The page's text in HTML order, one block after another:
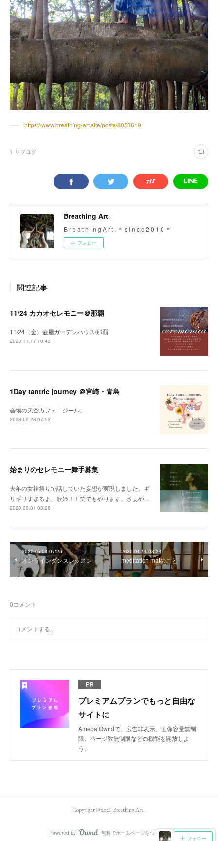
https://www.breathing-art.site/posts/8053619
1 リブログ
Breathing Art.
B r e a t h I n g A r t . ＊ s I n c e 2 0 1 0 ＊
フォロー
関連記事
11/24 カカオセレモニー＠那覇
11/24（金）壺屋ガーデンハウス/那覇
2023.11.17 10:43
1Day tantric journey ＠宮崎・青島
会場の天空カフェ「ジール」
2023.09.28 07:53
始まりのセレモニー舞手募集
去年の女神祭りで話していた妄想が実現しました。ギ
リギリすぎるよ、歌姫！！笑でもやります。さぁや…
2023.09.01 03:28
2020.05.04 07:25
オンラインダンスレッスン
2020.04.14 03:34
meditation matのこと
0コメント
PR
プレミアムプランでもっと自由な
サイトに
Ameba Owndで、広告非表示、画像容量無制
限、ページ数無制限などの機能を開放しよ
う。
フォロー
Copyright ©2026 Breathing Art..
Powered by AmebaOwnd
無料でホームページをつくろう